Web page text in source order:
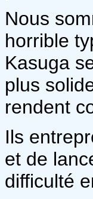
Nous
horrible
Kasuga
plus
rendent
Ils
et de
difficulté